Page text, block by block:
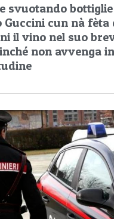
svuotando
Guccini cun nà fèta
il vino nel suo
non avvenga